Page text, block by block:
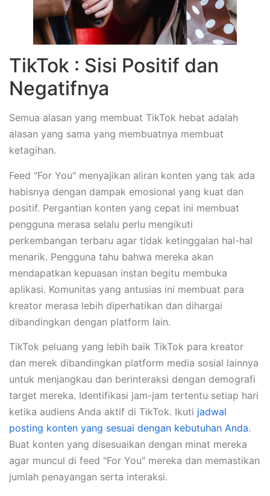
TikTok : Sisi Positif dan
Negatifnya
Semua alasan yang membuat TikTok hebat adalah
alasan yang sama yang membuatnya membuat
ketagihan.
Feed "For You" menyajikan aliran konten yang tak ada
habisnya dengan dampak emosional yang kuat dan
positif. Pergantian konten yang cepat ini membuat
pengguna merasa selalu perlu mengikuti
perkembangan terbaru agar tidak ketinggalan hal-hal
menarik. Pengguna tahu bahwa mereka akan
mendapatkan kepuasan instan begitu membuka
aplikasi. Komunitas yang antusias ini membuat para
kreator merasa lebih diperhatikan dan dihargai
dibandingkan dengan platform lain.
TikTok peluang yang lebih baik TikTok para kreator
dan merek dibandingkan platform media sosial lainnya
untuk menjangkau dan berinteraksi dengan demografi
target mereka. Identifikasi jam-jam tertentu setiap hari
ketika audiens Anda aktif di TikTok. Ikuti jadwal
posting konten yang sesuai dengan kebutuhan Anda.
Buat konten yang disesuaikan dengan minat mereka
agar muncul di feed "For You" mereka dan memastikan
jumlah penayangan serta interaksi.